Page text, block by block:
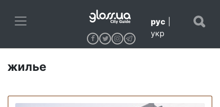
рус
укр
жилье